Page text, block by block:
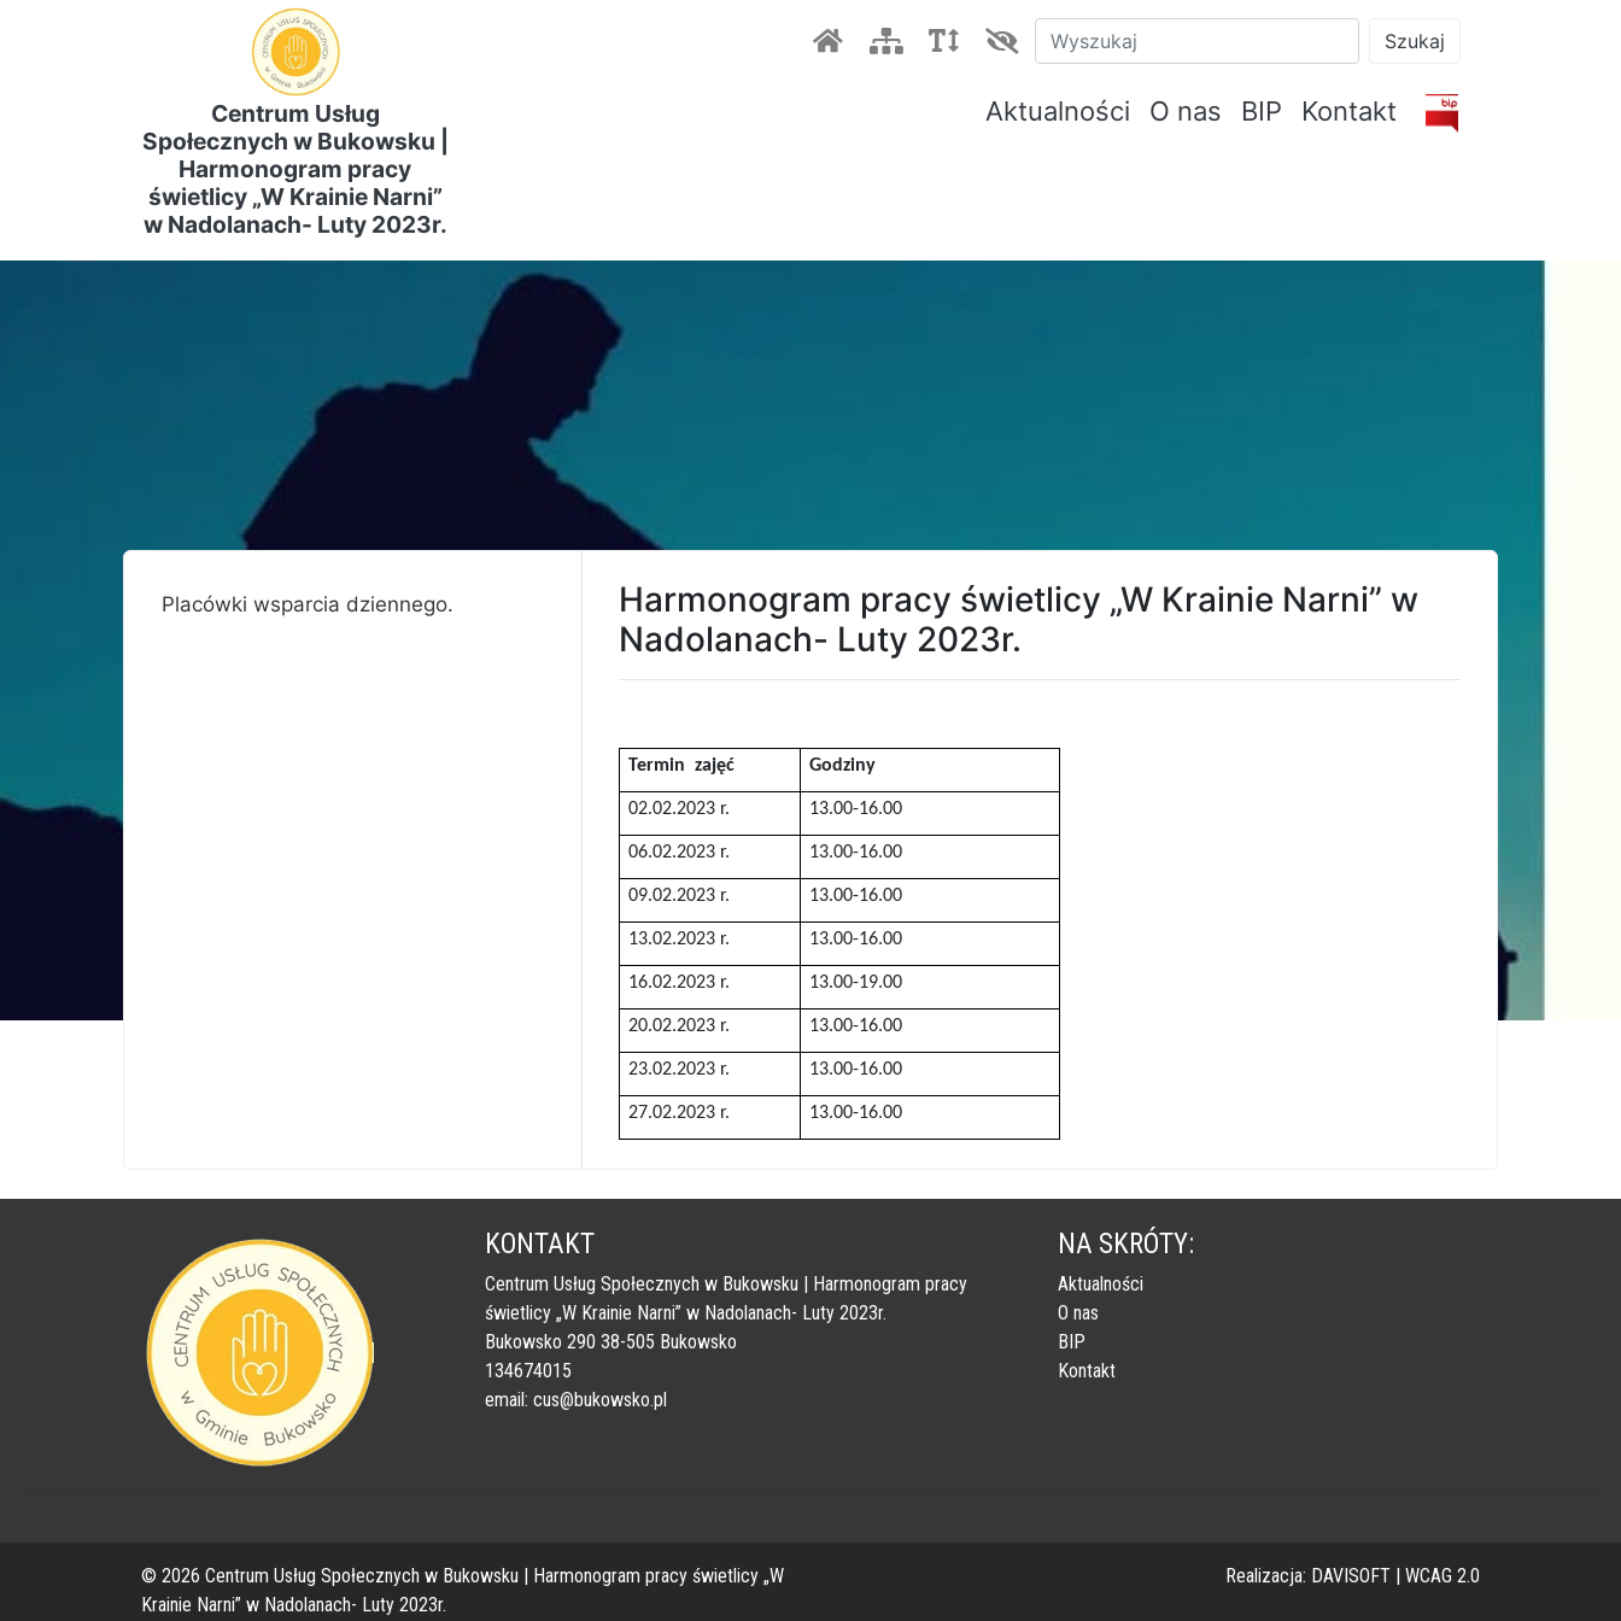
Centrum Usług
Społecznych w Bukowsku |
Harmonogram pracy
świetlicy „W Krainie Narni”
w Nadolanach- Luty 2023r.
Szukaj
Aktualności O nas BIP Kontakt
Placówki wsparcia dziennego.
Harmonogram pracy świetlicy „W Krainie Narni” w
Nadolanach- Luty 2023r.
Termin zajęć Godziny
02.02.2023 r. 13.00-16.00
06.02.2023 r. 13.00-16.00
09.02.2023 r. 13.00-16.00
13.02.2023 r. 13.00-16.00
16.02.2023 r. 13.00-19.00
20.02.2023 r. 13.00-16.00
23.02.2023 r. 13.00-16.00
27.02.2023 r. 13.00-16.00
KONTAKT
Centrum Usług Społecznych w Bukowsku | Harmonogram pracy
świetlicy „W Krainie Narni” w Nadolanach- Luty 2023r.
Bukowsko 290 38-505 Bukowsko
134674015
email: cus@bukowsko.pl
NA SKRÓTY:
Aktualności
O nas
BIP
Kontakt
© 2026 Centrum Usług Społecznych w Bukowsku | Harmonogram pracy świetlicy „W
Krainie Narni” w Nadolanach- Luty 2023r.
Realizacja: DAVISOFT | WCAG 2.0